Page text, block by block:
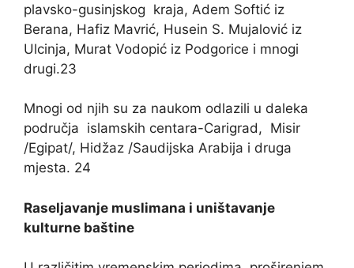
plavsko-gusinjskog kraja, Adem Softić iz
Berana, Hafiz Mavrić, Husein S. Mujalović iz
Ulcinja, Murat Vodopić iz Podgorice i mnogi
drugi.23
Mnogi od njih su za naukom odlazili u daleka
područja islamskih centara-Carigrad, Misir
/Egipat/, Hidžaz /Saudijska Arabija i druga
mjesta. 24
Raseljavanje muslimana i uništavanje
kulturne baštine